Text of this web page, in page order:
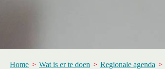
Home Wat is er te doen Regionale agenda